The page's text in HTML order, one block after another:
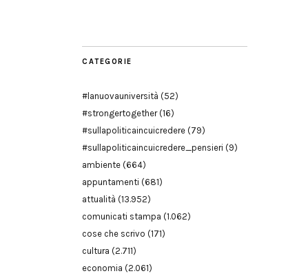
CATEGORIE
#lanuovauniversità (52)
#strongertogether(16)
#sullapoliticaincuicredere (79)
#sullapoliticaincuicredere_pensieri (9)
ambiente (664)
appuntamenti (681)
attualità (13.952)
comunicati stampa (1.062)
cose che scrivo (171)
cultura (2.711)
economia (2.061)